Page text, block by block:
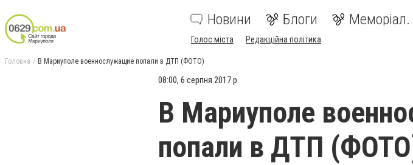
Новини Блоги Меморіал.
Голос міста Редакційна політика
Головна В Мариуполе военнослужащие попали в ДТП (ФОТО)
08:00, 6 серпня 2017 р.
В Мариуполе
попали в ДТП